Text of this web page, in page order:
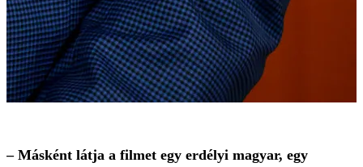
– Másként látja a filmet egy erdélyi magyar, egy